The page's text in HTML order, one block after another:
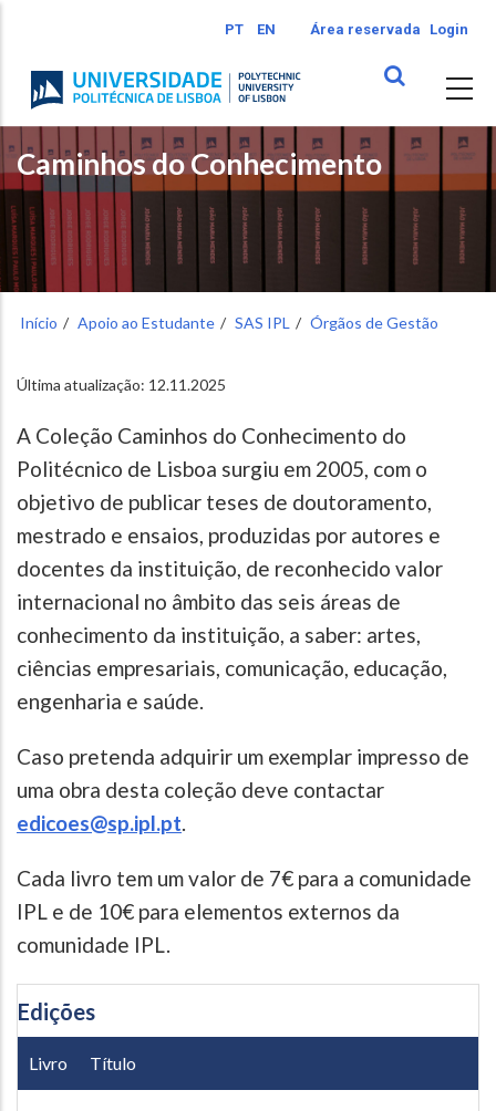
conteúdo
principal
PT EN Área reservada Login
Caminhos do Conhecimento
Início Apoio ao Estudante SAS IPL Órgãos de Gestão
Última atualização: 12.11.2025
A Coleção Caminhos do Conhecimento do
Politécnico de Lisboa surgiu em 2005, com o
objetivo de publicar teses de doutoramento,
mestrado e ensaios, produzidas por autores e
docentes da instituição, de reconhecido valor
internacional no âmbito das seis áreas de
conhecimento da instituição, a saber: artes,
ciências empresariais, comunicação, educação,
engenharia e saúde.
Caso pretenda adquirir um exemplar impresso de
uma obra desta coleção deve contactar
edicoes@sp.ipl.pt.
Cada livro tem um valor de 7€ para a comunidade
IPL e de 10€ para elementos externos da
comunidade IPL.
Edições
Livro Título